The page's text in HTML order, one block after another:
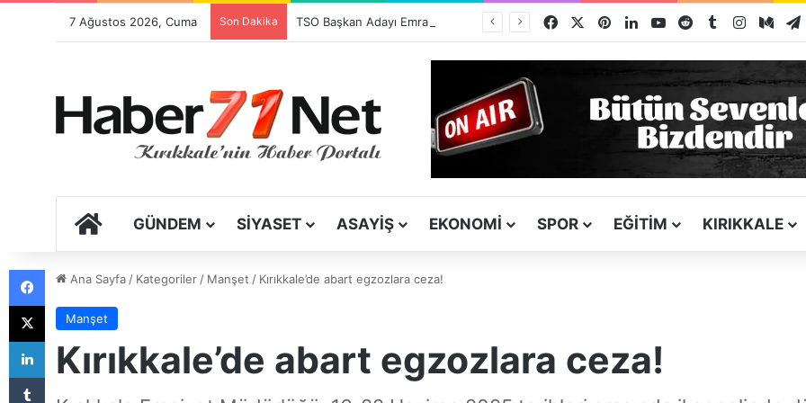
7 Ağustos 2026, Cuma Son Dakika Facebook PinterestLinkedInYouTubeRedditTumblrInstagram
ANA SAYFA
GÜNDEM SIYASET ASAYIŞ EKONOMI SPOR EĞITIM KIRIKKALE
Ana Sayfa/ Kategoriler/ Manşet / Kırıkkale’de abart egzozlara ceza!
Manşet
Kırıkkale’de abart egzozlara ceza!
Tumblr